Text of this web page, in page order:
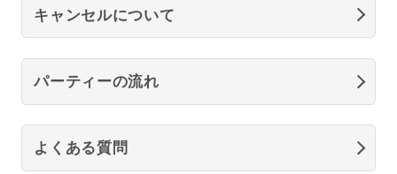
キャンセルについて
パーティーの流れ
よくある質問